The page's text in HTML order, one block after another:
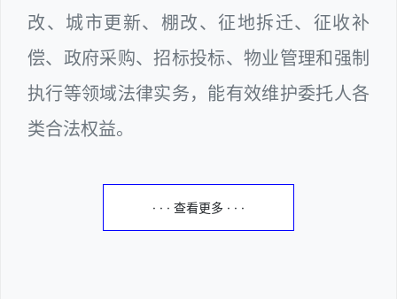
改、城市更新、棚改、征地拆迁、征收补
偿、政府采购、招标投标、物业管理和强制
执行等领域法律实务，能有效维护委托人各
类合法权益。
· · · 查看更多 · · ·